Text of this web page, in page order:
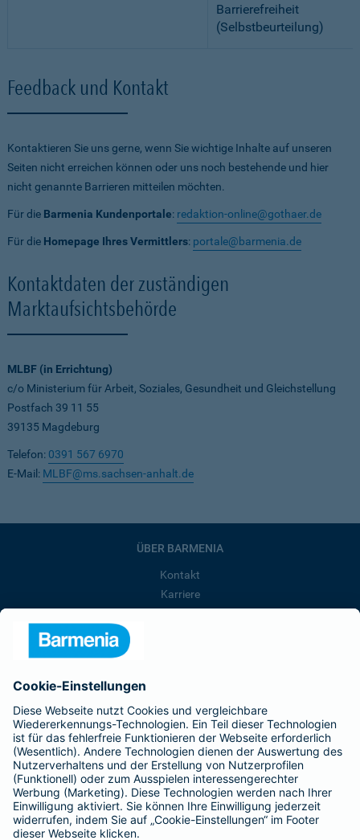
Barrierefreiheit
(Selbstbeurteilung)
Feedback und Kontakt
Kontaktieren Sie uns gerne, wenn Sie wichtige Inhalte auf unseren
Seiten nicht erreichen können oder uns noch bestehende und hier
nicht genannte Barrieren mitteilen möchten.
Für die Barmenia Kundenportale: redaktion-online@gothaer.de
Für die Homepage Ihres Vermittlers: portale@barmenia.de
Kontaktdaten der zuständigen
Marktaufsichtsbehörde
MLBF (in Errichtung)
c/o Ministerium für Arbeit, Soziales, Gesundheit und Gleichstellung
Postfach 39 11 55
39135 Magdeburg
Telefon: 0391 567 6970
E-Mail: MLBF@ms.sachsen-anhalt.de
ÜBER BARMENIA
Kontakt
Karriere
Presse
Barmenia ist Teil der BarmeniaGothaer
BELIEBTE SEITEN
Kranken-Zusatzversicherung
Tierversicherungen
Haftpflichtversicherung
Hausratversicherung